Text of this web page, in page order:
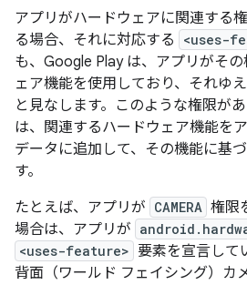
アプリがハードウェアに関連する
る場合、それに対応する
<uses-
も、Google Play は、アプリがそ
ェア機能を使用しており、それゆ
と見なします。このような権限が
は、関連するハードウェア機能を
データに追加して、その機能に基
す。
たとえば、アプリが CAMERA 権限
場合は、アプリが
<uses-feature> 要素を宣言して
背面（ワールド フェイシング）カ